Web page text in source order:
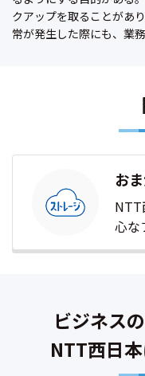
クアップを取ることがあ
常が発生した際にも、業
お
NTT
心な
ビジネス
NTT西日